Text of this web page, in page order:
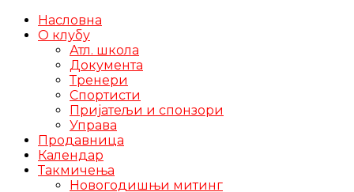
Насловна
О клубу
Атл. школа
Документа
Тренери
Спортисти
Пријатељи и спонзори
Управа
Продавница
Календар
Такмичења
Новогодишњи митинг